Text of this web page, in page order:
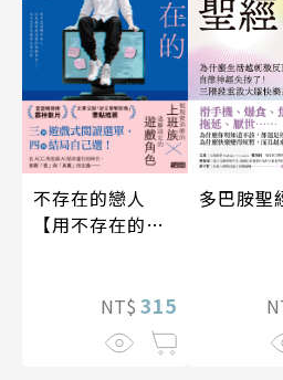
不存在的戀人
【用不存在的
NT$ 315
多巴胺聖